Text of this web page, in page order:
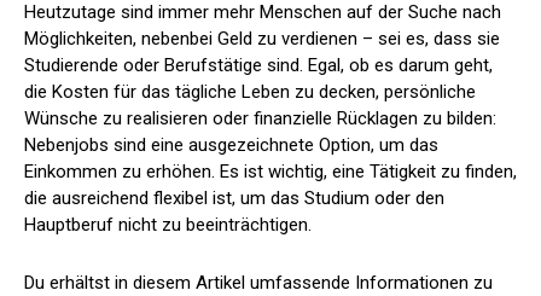
Heutzutage sind immer mehr Menschen auf der Suche nach
Möglichkeiten, nebenbei Geld zu verdienen – sei es, dass sie
Studierende oder Berufstätige sind. Egal, ob es darum geht,
die Kosten für das tägliche Leben zu decken, persönliche
Wünsche zu realisieren oder finanzielle Rücklagen zu bilden:
Nebenjobs sind eine ausgezeichnete Option, um das
Einkommen zu erhöhen. Es ist wichtig, eine Tätigkeit zu finden,
die ausreichend flexibel ist, um das Studium oder den
Hauptberuf nicht zu beeinträchtigen.
Du erhältst in diesem Artikel umfassende Informationen zu